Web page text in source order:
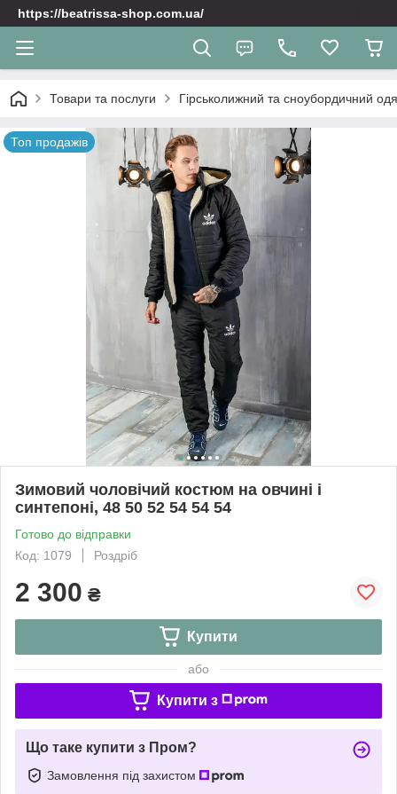
https://beatrissa-shop.com.ua/
Товари та послуги Гірськолижний та сноубордичний
Топ продажів
Зимовий чоловічий костюм на овчині і
синтепоні, 48 50 52 54 54 54
Готово до відправки
Код: 1079
Роздріб
2 300 ₴
Купити
або
Купити з
Що таке купити з Пром?
Замовлення під захистом